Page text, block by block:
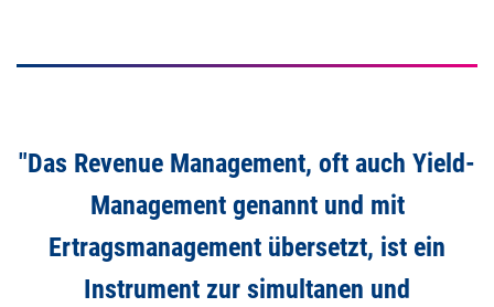
"Das Revenue Management, oft auch Yield-
Management genannt und mit
Ertragsmanagement übersetzt, ist ein
Instrument zur simultanen und